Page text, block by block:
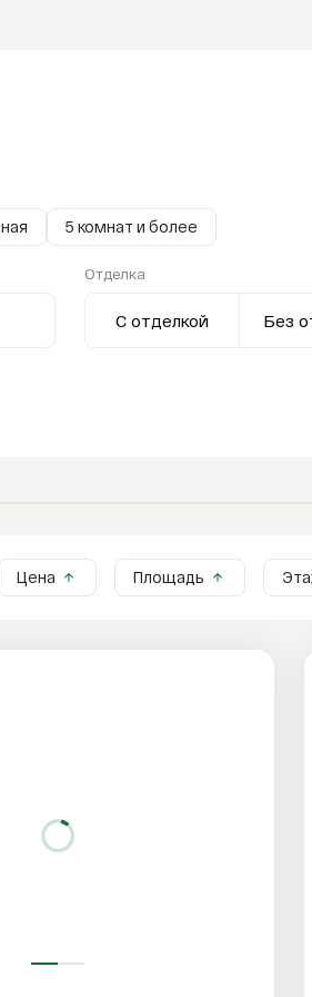
5 комнат и более
Отделка
С отделкой Без
Цена Площадь